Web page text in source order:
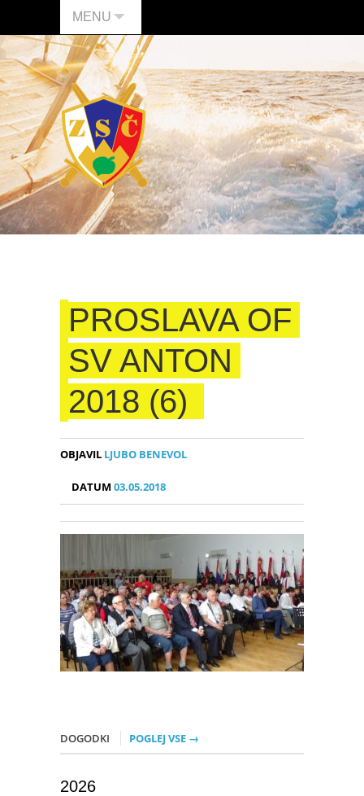
MENU
PROSLAVA OF
SV ANTON
2018 (6)
OBJAVIL LJUBO BENEVOL
DATUM03.05.2018
DOGODKI POGLEJ VSE →
2026